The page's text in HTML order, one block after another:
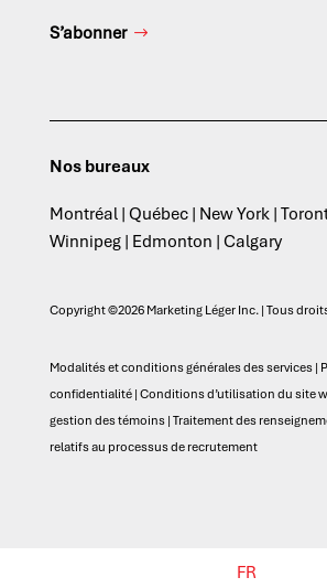
S’abonner
Nos bureaux
Montréal | Québec | New York |
Winnipeg | Edmonton | Calgary
Copyright ©2026 Marketing Léger Inc. | Tous
Modalités et conditions générales des services|
confidentialité| Conditions d’utilisation du site
gestion des témoins| Traitement des
relatifs au processus de recrutement
FR